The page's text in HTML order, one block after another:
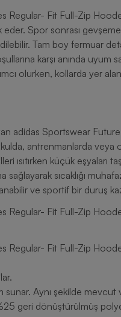
Regular- Fit Full-Zip
eder. Spor sonrası
Tam boy fermuar
karşı anında uyum
olurken, kollarda yer
adidas Sportswear
antrenmanlarda veya
ısıtırken küçük eşyaları
sağlayarak sıcaklığı
ve sportif bir duruş
Regular- Fit Full-Zip
Regular- Fit Full-Zip
Aynı şekilde mevcut
geri dönüştürülmüş